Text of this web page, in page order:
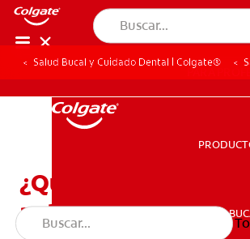
PARA
SALUD
Salud Bucal y Cuidado Dental | Colgate®
¿Qué es la profilaxis
antibiótica?